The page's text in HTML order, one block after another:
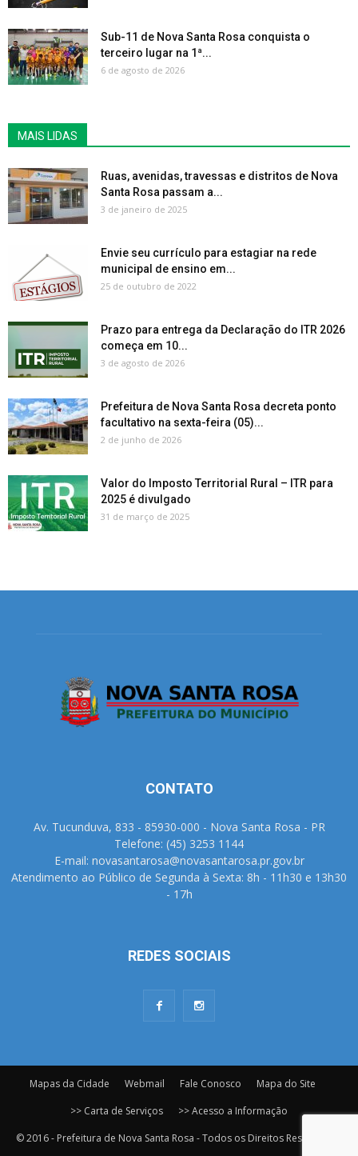
Sub-11 de Nova Santa Rosa conquista o
terceiro lugar na 1ª...
6 de agosto de 2026
MAIS LIDAS
Ruas, avenidas, travessas e distritos de Nova
Santa Rosa passam a...
3 de janeiro de 2025
Envie seu currículo para estagiar na rede
municipal de ensino em...
25 de outubro de 2022
Prazo para entrega da Declaração do ITR 2026
começa em 10...
3 de agosto de 2026
Prefeitura de Nova Santa Rosa decreta ponto
facultativo na sexta-feira (05)...
2 de junho de 2026
Valor do Imposto Territorial Rural – ITR para
2025 é divulgado
31 de março de 2025
CONTATO
Av. Tucunduva, 833 - 85930-000 - Nova Santa Rosa - PR
Telefone: (45) 3253 1144
E-mail: novasantarosa@novasantarosa.pr.gov.br
Atendimento ao Público de Segunda à Sexta: 8h - 11h30 e 13h30
- 17h
REDES SOCIAIS
Mapas da Cidade Webmail Fale Conosco
Mapa do Site
>> Carta de Serviços
>> Acesso a Informação
© 2016 - Prefeitura de Nova Santa Rosa - Todos os Direitos Reservados.